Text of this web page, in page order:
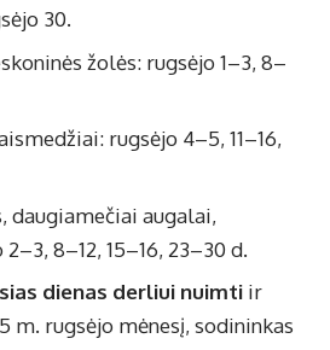
30.
žolės: rugsėjo 1–3, 8–
rugsėjo 4–5, 11–16,
daugiamečiai augalai,
8–12, 15–16, 23–30 d.
dienas derliui nuimti ir
m. rugsėjo mėnesį, sodininkas